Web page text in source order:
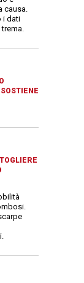
causa.
i dati